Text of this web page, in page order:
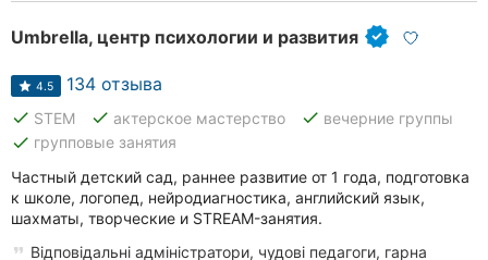
Харьков
Днепр
Львов
Umbrella, центр психологии и развития
4.5 134 отзыва
done STEM done актерское мастерство done вечерние группы
done групповые занятия
Частный детский сад, раннее развитие от 1 года, подготовка
к школе, логопед, нейродиагностика, английский язык,
шахматы, творческие и STREAM-занятия.
Відповідальні адміністратори, чудові педагоги, гарна